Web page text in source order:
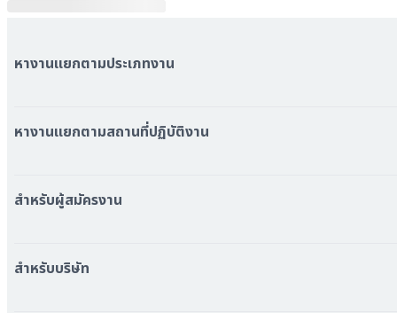
หางานแยกตามประเภทงาน
หมวดหมู่บริษัททั้งหมด
หางานแยกตามสถานที่ปฏิบัติงาน
หางาน กรุงเทพมหานคร
หางาน เชียงใหม่
สำหรับผู้สมัครงาน
เข้าสู่ระบบ
สำหรับบริษัท